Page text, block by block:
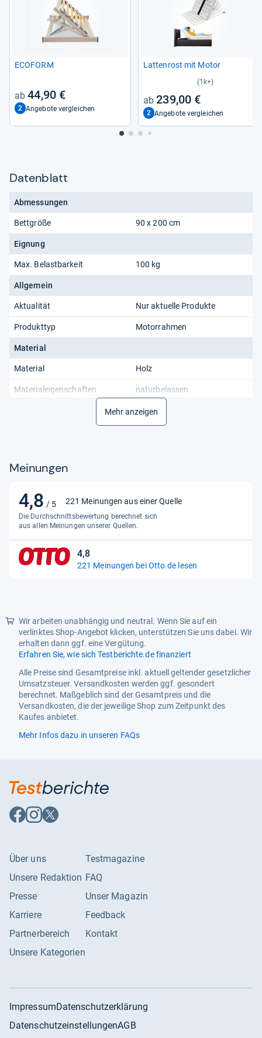
ECOFORM
44,90 €
2 Angebote vergleichen
Lat­ten­rost mit Motor
(1k+)
239,00 €
2 Angebote vergleichen
Datenblatt
Abmessungen
Bettgröße 90 x 200 cm
Eignung
Max. Belastbarkeit 100 kg
Allgemein
Aktualität Nur aktuelle Produkte
Produkttyp Motorrahmen
Material
Material Holz
Materialeigenschaften naturbelassen
Mehr anzeigen
Meinungen
4,8 / 5
4,8
von
5
Sternen
221 Meinungen aus einer Quelle
Die Durchschnittsbewertung berechnet sich
aus allen Meinungen unserer Quellen.
4,8
4,8
von
221 Meinungen bei Otto.de lesen
Wir arbeiten unabhängig und neutral. Wenn Sie auf ein
verlinktes Shop-Angebot klicken, unterstützen Sie uns dabei. Wir
erhalten dann ggf. eine Vergütung.
Erfahren Sie, wie sich Testberichte.de finanziert
Alle Preise sind Gesamtpreise inkl. aktuell geltender gesetzlicher
Umsatzsteuer. Versandkosten werden ggf. gesondert
berechnet. Maßgeblich sind der Gesamtpreis und die
Versandkosten, die der jeweilige Shop zum Zeitpunkt des
Kaufes anbietet.
Mehr Infos dazu in unseren FAQs
Auf
Facebook
Auf
Instagram
Auf
X
Über uns
Unsere Redaktion
Presse
Karriere
Partnerbereich
Unsere Kategorien
Testmagazine
FAQ
Unser Magazin
Feedback
Kontakt
ImpressumDatenschutzerklärung
DatenschutzeinstellungenAGB